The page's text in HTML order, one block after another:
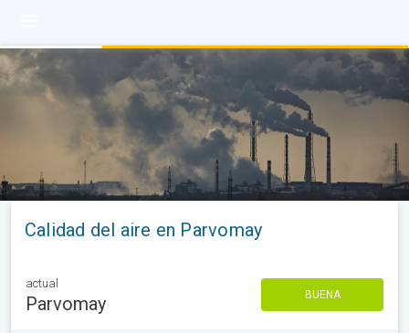
Calidad del aire en Parvomay
actual
Parvomay BUENA